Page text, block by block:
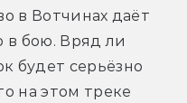
в Вотчинах даёт
бою. Вряд ли
будет серьёзно
на этом треке